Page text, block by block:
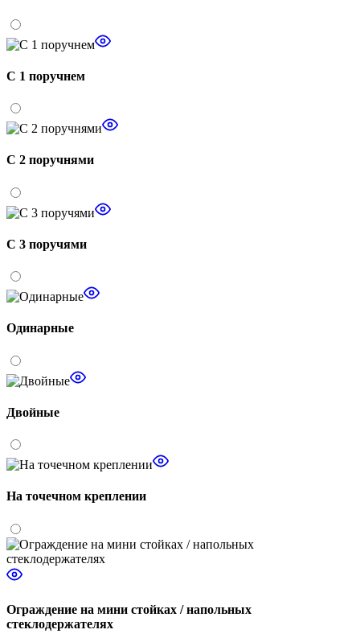
С 1 поручнем
С 2 поручнями
С 3 поручями
Одинарные
Двойные
На точечном креплении
Ограждение на мини стойках / напольных
стеклодержателях